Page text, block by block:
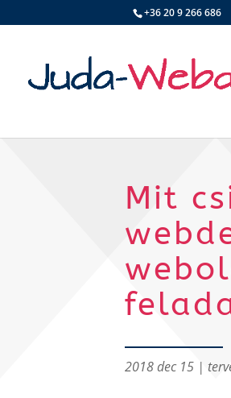
+36 20 9 266 686
Mit
2018 dec 15|